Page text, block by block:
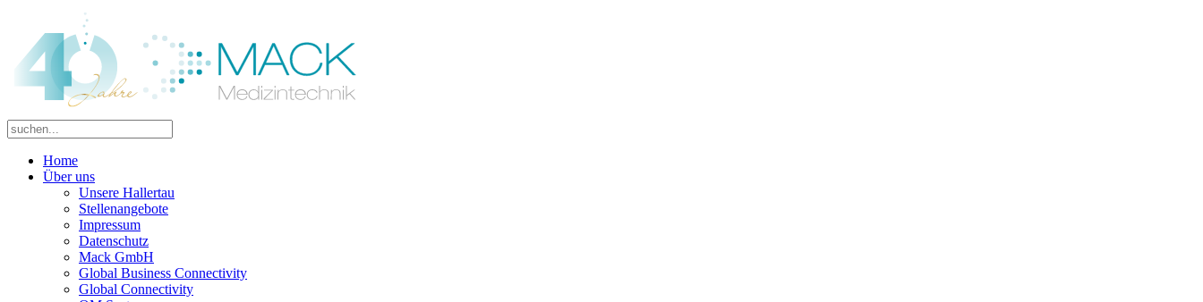
Home
Über uns
Unsere Hallertau
Stellenangebote
Impressum
Datenschutz
Mack GmbH
Global Business Connectivity
Global Connectivity